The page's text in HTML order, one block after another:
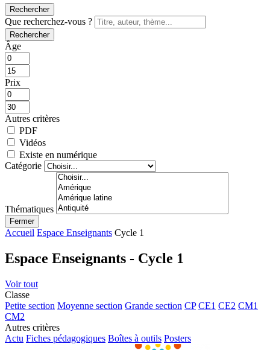
Rechercher
Que recherchez-vous ?
Rechercher
Âge
Prix
Autres critères
PDF
Vidéos
Existe en numérique
Catégorie
Thématiques
Fermer
Accueil Espace Enseignants Cycle 1
Espace Enseignants - Cycle 1
Voir tout
Classe
Petite section Moyenne section Grande section CP CE1 CE2 CM1
CM2
Autres critères
Actu Fiches pédagogiques Boîtes à outils Posters